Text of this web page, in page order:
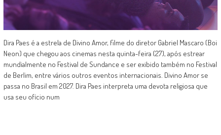
Dira Paes é a estrela de Divino Amor, filme do diretor Gabriel Mascaro (Boi
Neon) que chegou aos cinemas nesta quinta-feira (27), após estrear
mundialmente no Festival de Sundance e ser exibido também no Festival
de Berlim, entre vários outros eventos internacionais. Divino Amor se
passa no Brasil em 2027. Dira Paes interpreta uma devota religiosa que
usa seu ofício num